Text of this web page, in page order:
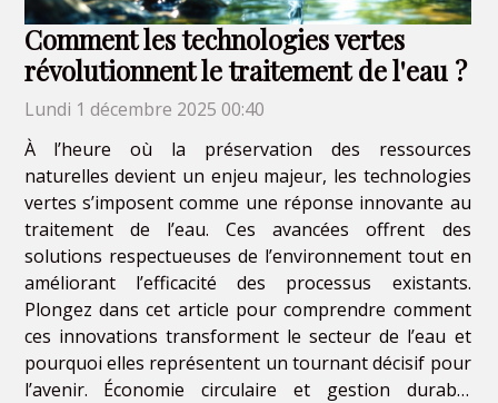
Comment les technologies vertes
révolutionnent le traitement de l'eau ?
Lundi 1 décembre 2025 00:40
À l’heure où la préservation des ressources
naturelles devient un enjeu majeur, les technologies
vertes s’imposent comme une réponse innovante au
traitement de l’eau. Ces avancées offrent des
solutions respectueuses de l’environnement tout en
améliorant l’efficacité des processus existants.
Plongez dans cet article pour comprendre comment
ces innovations transforment le secteur de l’eau et
pourquoi elles représentent un tournant décisif pour
l’avenir. Économie circulaire et gestion durable